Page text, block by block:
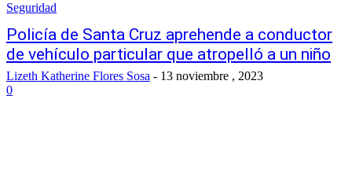
Seguridad
Policía de Santa Cruz aprehende a conductor
de vehículo particular que atropelló a un niño
Lizeth Katherine Flores Sosa - 13 noviembre , 2023
0